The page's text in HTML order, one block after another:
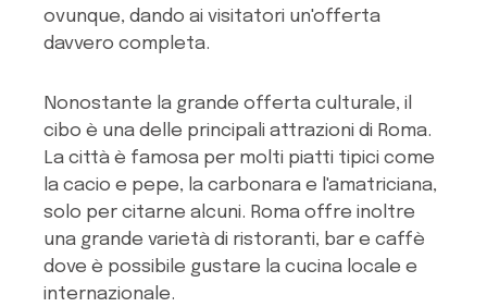
ovunque, dando ai visitatori un'offerta
davvero completa.
Nonostante la grande offerta culturale, il
cibo è una delle principali attrazioni di Roma.
La città è famosa per molti piatti tipici come
la cacio e pepe, la carbonara e l'amatriciana,
solo per citarne alcuni. Roma offre inoltre
una grande varietà di ristoranti, bar e caffè
dove è possibile gustare la cucina locale e
internazionale.